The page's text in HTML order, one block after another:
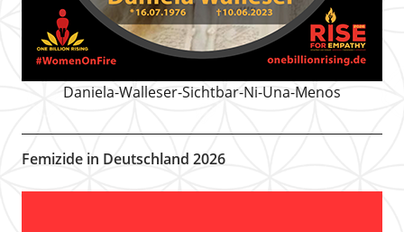
Daniela-Walleser-Sichtbar-Ni-Una-Menos
Femizide in Deutschland 2026